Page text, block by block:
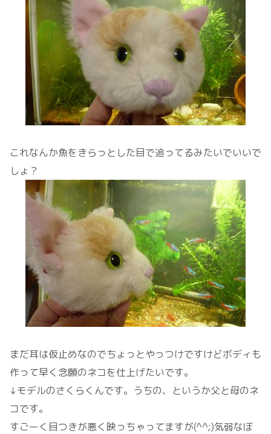
これなんか魚をきらっとした目で追ってるみたいでいいで
しょ？
まだ耳は仮止めなのでちょっとやっつけですけどボディも
作って早く念願のネコを仕上げたいです。
↓モデルのさくらくんです。うちの、というか父と母のネ
コです。
すごーく目つきが悪く映っちゃってますが(^^;)気弱なぼ